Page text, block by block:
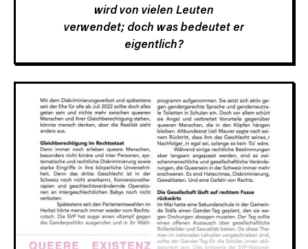
wird von vielen Leuten
verwendet; doch was bedeutet er
eigentlich?